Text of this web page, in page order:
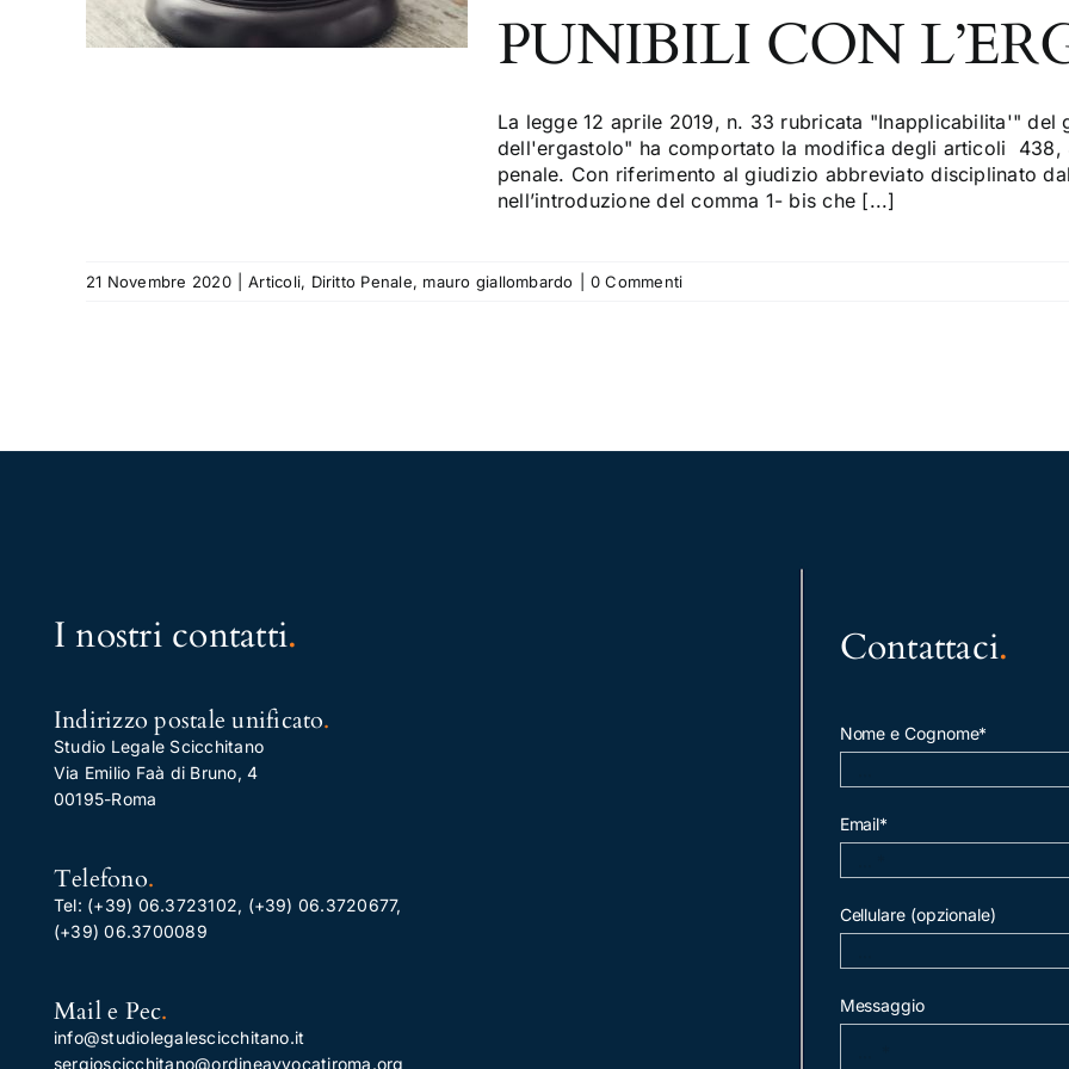
PUNIBILI CON
La legge 12 aprile 2019, n. 33 rubricata "Inapplicabilita'"
dell'ergastolo" ha comportato la modifica degli articoli
penale. Con riferimento al giudizio abbreviato disciplinato
nell’introduzione del comma 1- bis che [...]
21 Novembre 2020 Articoli, Diritto Penale, mauro giallombardo 0 Commenti
I nostri contatti.
Indirizzo postale unificato.
Studio Legale Scicchitano
Via Emilio Faà di Bruno, 4
00195-Roma
Telefono.
Tel: (+39) 06.3723102, (+39) 06.3720677,
(+39) 06.3700089
Mail e Pec.
info@studiolegalescicchitano.it
sergioscicchitano@ordineavvocatiroma.org
Contattaci.
Nome e Cognome*
Email*
Cellulare (opzionale)
Messaggio